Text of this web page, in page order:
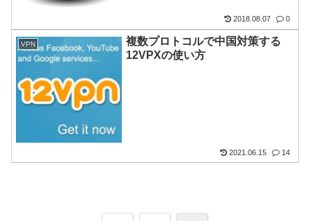
2018.08.07 0
VPN
複数プロトコルで中国対策する
12VPXの使い方
2021.06.15 14